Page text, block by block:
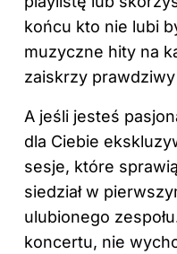
końcu kto nie lubi
muzyczne hity na
zaiskrzy
A jeśli jesteś
dla Ciebie
sesje, które
siedział w
ulubionego
koncertu, nie